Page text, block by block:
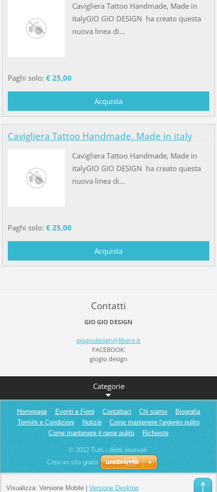
Cavigliera Tattoo Handmade, Made in
italyGIO GIO DESIGN ha creato questa
nuova linea di...
Paghi solo: € 25,00
Cavigliera Tattoo Handmade, Made in italy
Cavigliera Tattoo Handmade, Made in
italyGIO GIO DESIGN ha creato questa
nuova linea di...
Paghi solo: € 25,00
Contatti
GIO GIO DESIGN
giogiodesign@libero.it
FACEBOOK:
giogio design
Categorie
Homepage Eventi e Fiere Contattaci Chi siamo
Biografia
Termini e Condizioni
Notizie
Come mantenere l'argento pulito
Come mantenere il rame pulito
Richieste
© 2012 Tutti i diritti riservati.
Crea un sito gratis
Visualizza: Versione Mobile| Versione Desktop